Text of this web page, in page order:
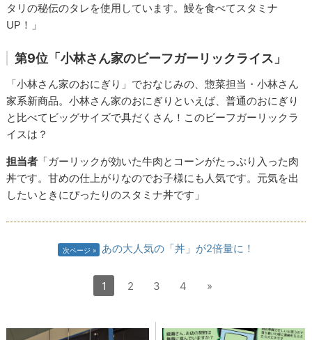
タリの秘伝のタレを使用しています。鰻を食べてスタミナ
UP！」
第9位「小林さん家のビーフガーリックライス」
「小林さん家のおにぎり」でおなじみの、惣菜担当・小林さん
家系新商品。小林さん家のおにぎりといえば、普通のおにぎり
と比べてビッグサイズで具だくさん！このビーフガーリックラ
イスは？
担当者 「ガーリックが効いた牛肉とコーンがたっぷり入った肉
丼です。甘めの仕上がりなのでお子様にも人気です。元気を出
したいときにぴったりのスタミナ丼です」
次ページ あの大人気の「丼」が2倍量に！
1 2 3 4 »